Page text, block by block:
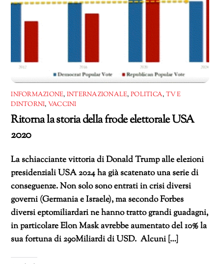
INFORMAZIONE, INTERNAZIONALE, POLITICA, TV E
DINTORNI, VACCINI
Ritorna la storia della frode elettorale USA
2020
La schiacciante vittoria di Donald Trump alle elezioni
presidenziali USA 2024 ha già scatenato una serie di
conseguenze. Non solo sono entrati in crisi diversi
governi (Germania e Israele), ma secondo Forbes
diversi eptomiliardari ne hanno tratto grandi guadagni,
in particolare Elon Mask avrebbe aumentato del 10% la
sua fortuna di 290Miliardi di USD. Alcuni […]